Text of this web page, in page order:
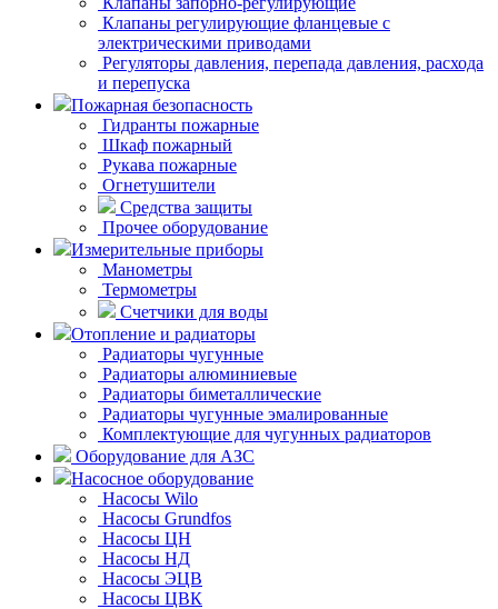
Клапаны регулирующие фланцевые с
электрическими приводами
Регуляторы давления, перепада давления, расхода
и перепуска
Пожарная безопасность
Гидранты пожарные
Шкаф пожарный
Рукава пожарные
Огнетушители
Средства защиты
Прочее оборудование
Измерительные приборы
Манометры
Термометры
Счетчики для воды
Отопление и радиаторы
Радиаторы чугунные
Радиаторы алюминиевые
Радиаторы биметаллические
Радиаторы чугунные эмалированные
Комплектующие для чугунных радиаторов
Оборудование для АЗС
Насосное оборудование
Насосы Wilo
Насосы Grundfos
Насосы ЦН
Насосы НД
Насосы ЭЦВ
Насосы ЦВК